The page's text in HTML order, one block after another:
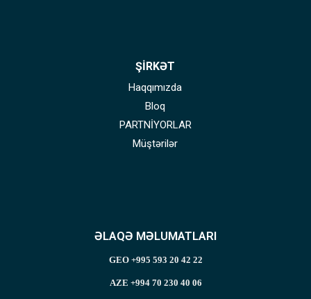
ŞİRKƏT
Haqqımızda
Bloq
PARTNİYORLAR
Müştərilər
ƏLAQƏ MƏLUMATLARI
GEO +995 593 20 42 22
AZE +994 70 230 40 06